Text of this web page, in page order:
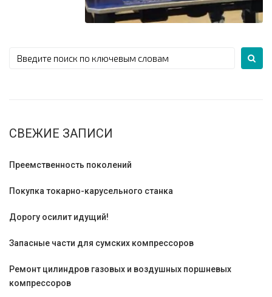
СВЕЖИЕ ЗАПИСИ
Преемственность поколений
Покупка токарно-карусельного станка
Дорогу осилит идущий!
Запасные части для сумских компрессоров
Ремонт цилиндров газовых и воздушных поршневых
компрессоров